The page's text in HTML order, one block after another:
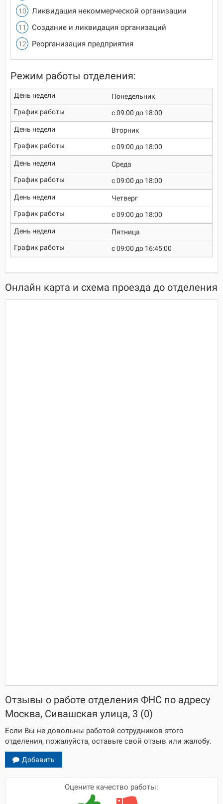
Ликвидация некоммерческой организации
Создание и ликвидация организаций
Реорганизация предприятия
Режим работы отделения:
Понедельник
c 09:00 до 18:00
Вторник
c 09:00 до 18:00
Среда
c 09:00 до 18:00
Четверг
c 09:00 до 18:00
Пятница
c 09:00 до 16:45:00
Онлайн карта и схема проезда до отделения
Отзывы о работе отделения ФНС по адресу
Москва, Сивашская улица, 3 (0)
Если Вы не довольны работой сотрудников этого
отделения, пожалуйста, оставьте свой отзыв или жалобу.
Добавить
Оцените качество работы: